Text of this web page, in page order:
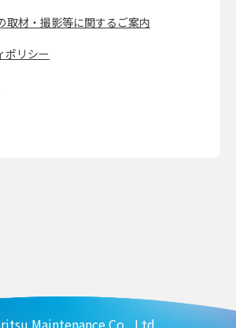
取材・撮影等に関するご案内
ポリシー
Maintenance Co., Ltd